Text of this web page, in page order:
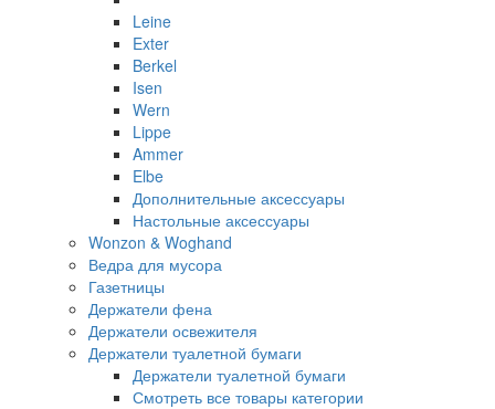
Leine
Exter
Berkel
Isen
Wern
Lippe
Ammer
Elbe
Дополнительные аксессуары
Настольные аксессуары
Wonzon & Woghand
Ведра для мусора
Газетницы
Держатели фена
Держатели освежителя
Держатели туалетной бумаги
Держатели туалетной бумаги
Смотреть все товары категории